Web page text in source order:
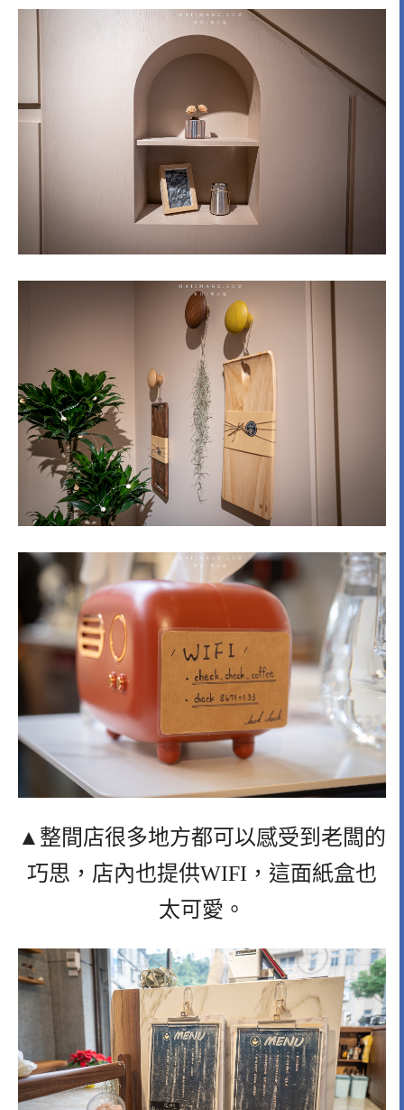
▲整間店很多地方都可以感受到老闆的
巧思，店內也提供WIFI，這面紙盒也
太可愛。